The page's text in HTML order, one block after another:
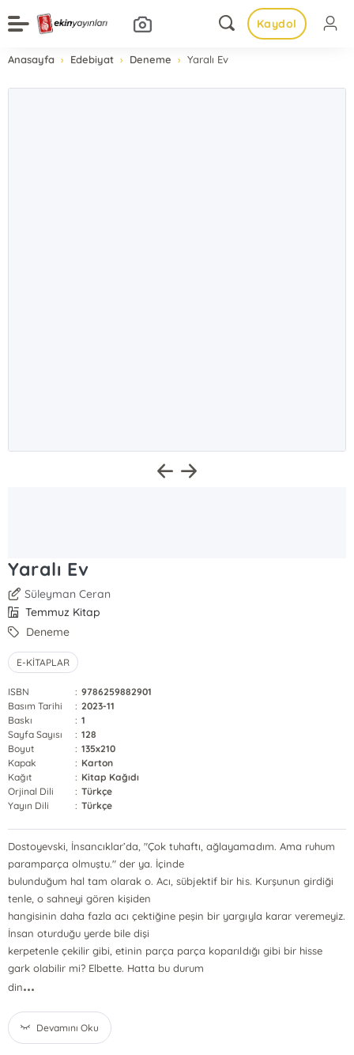
Kaydol
Anasayfa Edebiyat Deneme Yaralı Ev
Yaralı Ev
Süleyman Ceran
Temmuz Kitap
Deneme
E-KİTAPLAR
ISBN : 9786259882901
Basım Tarihi
: 2023-11
Baskı
: 1
Sayfa Sayısı
: 128
Boyut
: 135x210
Kapak
: Karton
Kağıt
: Kitap Kağıdı
Orjinal Dili
: Türkçe
Yayın Dili
: Türkçe
Dostoyevski, İnsancıklar’da, "Çok tuhaftı, ağlayamadım. Ama ruhum
paramparça olmuştu." der ya. İçinde
bulunduğum hal tam olarak o. Acı, sübjektif bir his. Kurşunun girdiği
tenle, o sahneyi gören kişiden
hangisinin daha fazla acı çektiğine peşin bir yargıyla karar veremeyiz.
İnsan oturduğu yerde bile dişi
kerpetenle çekilir gibi, etinin parça parça koparıldığı gibi bir hisse
gark olabilir mi? Elbette. Hatta bu durum
din...
Devamını Oku